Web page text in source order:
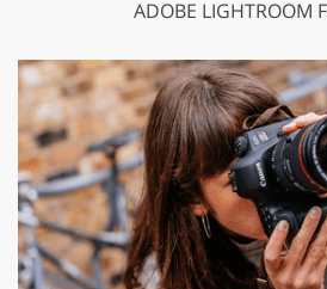
ADOBE LIGHTROOM